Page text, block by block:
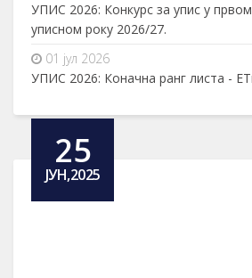
УПИС 2026: Конкурс за упис у
уписном року 2026/27.
01 јул 2026
УПИС 2026: Коначна ранг листа -
25
ЈУН,2025